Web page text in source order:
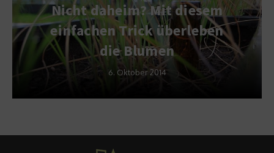
Nicht daheim? Mit diesem
einfachen Trick überleben
die Blumen
6. Oktober 2014